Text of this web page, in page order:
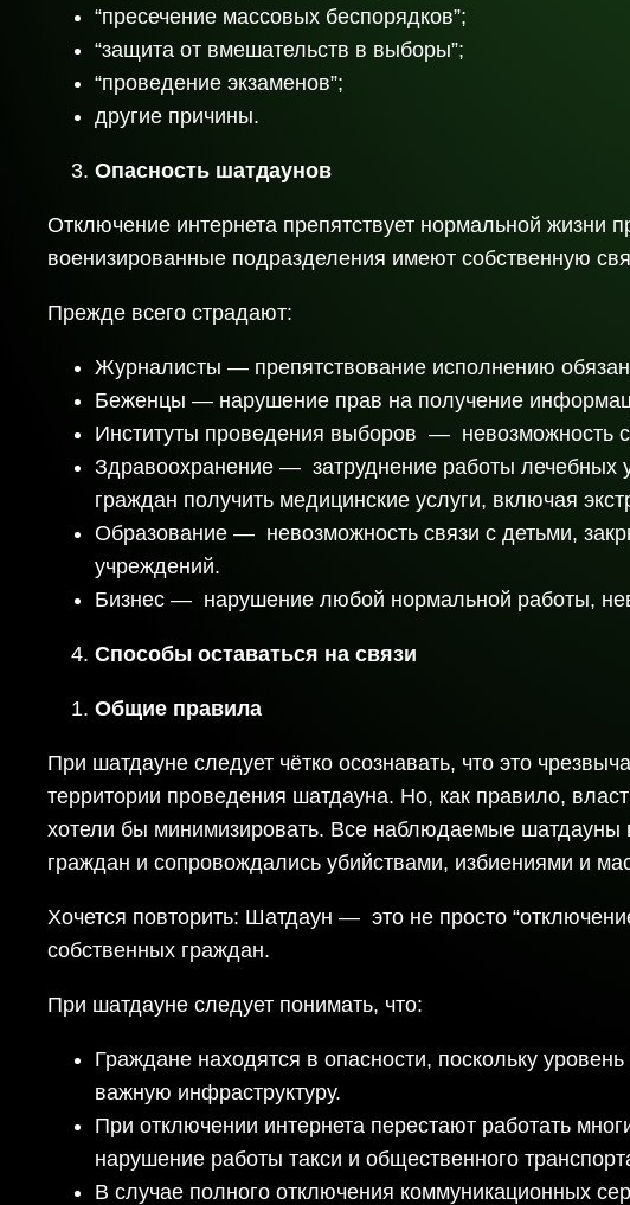
“пресечение массовых беспорядков”;
“защита от вмешательств в выборы”;
“проведение экзаменов”;
другие причины.
Опасность шатдаунов
Отключение интернета препятствует нормальной
военизированные подразделения имеют собственную
Прежде всего страдают:
Журналисты — препятствование исполнению
Беженцы — нарушение прав на получение
Институты проведения выборов — невозможность
Здравоохранение — затруднение работы лечебных
граждан получить медицинские услуги, включая
Образование — невозможность связи с детьми,
учреждений.
Бизнес — нарушение любой нормальной работы,
Способы оставаться на связи
Общие правила
При шатдауне следует чётко осознавать, что это
территории проведения шатдауна. Но, как правило,
хотели бы минимизировать. Все наблюдаемые шатдауны
граждан и сопровождались убийствами, избиениями и
Хочется повторить: Шатдаун — это не просто
собственных граждан.
При шатдауне следует понимать, что:
Граждане находятся в опасности, поскольку
важную инфраструктуру.
При отключении интернета перестают работать
нарушение работы такси и общественного
В случае полного отключения коммуникационных